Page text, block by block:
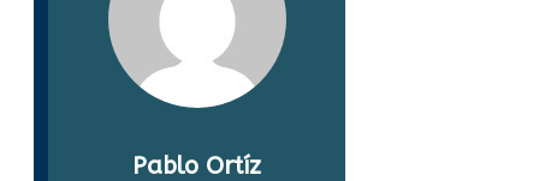
Pablo Ortíz